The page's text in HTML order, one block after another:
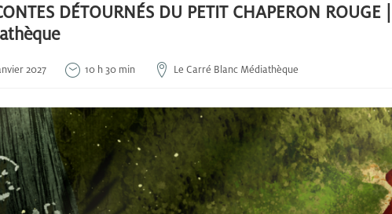
DÉTOURNÉS DU PETIT CHAPERON
2027 10 h 30 min Le Carré Blanc Médiathèque